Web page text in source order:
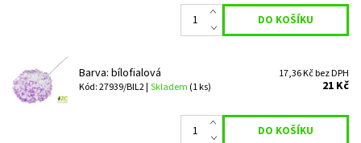
Barva: bílofialová
Kód: 27939/BIL2 | Skladem (1 ks)
17,36 Kč bez DPH
21 Kč